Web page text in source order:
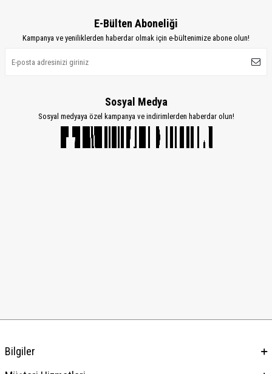
E-Bülten Aboneliği
Kampanya ve yeniliklerden haberdar olmak için e-bültenimize abone olun!
Sosyal Medya
Sosyal medyaya özel kampanya ve indirimlerden haberdar olun!
Bilgiler